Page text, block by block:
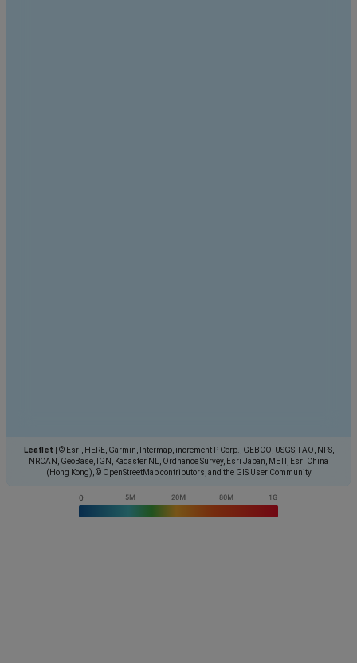
Leaflet
© Esri, HERE, Garmin, Intermap, increment P Corp., GEBCO, USGS, FAO, NPS,
NRCAN, GeoBase, IGN, Kadaster NL, Ordnance Survey, Esri Japan, METI, Esri China
(Hong Kong), © OpenStreetMap contributors, and the GIS User Community